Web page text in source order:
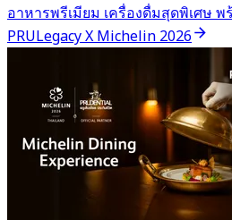
PRULegacy X Michelin 2026